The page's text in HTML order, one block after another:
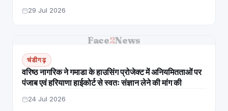
29 Jul 2026
Face2News
चंडीगढ़
वरिष्ठ नागरिक ने गमाडा के हाउसिंग प्रोजेक्ट में अनियमितताओं पर
पंजाब एवं हरियाणा हाईकोर्ट से स्वतः संज्ञान लेने की मांग की
24 Jul 2026